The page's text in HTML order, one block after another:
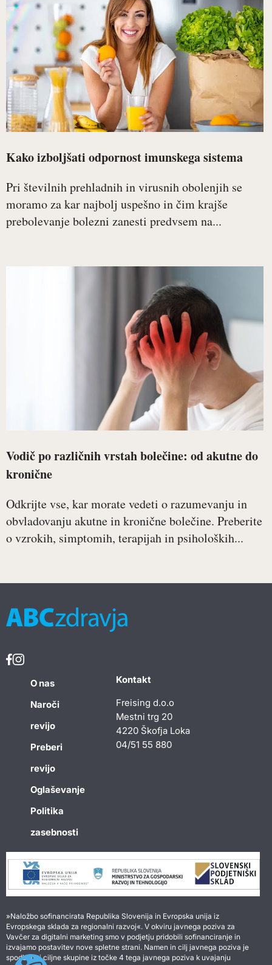
Kako izboljšati odpornost imunskega sistema
Pri številnih prehladnih in virusnih obolenjih se
moramo za kar najbolj uspešno in čim krajše
prebolevanje bolezni zanesti predvsem na...
Vodič po različnih vrstah bolečine: od akutne do
kronične
Odkrijte vse, kar morate vedeti o razumevanju in
obvladovanju akutne in kronične bolečine. Preberite
o vzrokih, simptomih, terapijah in psiholoških...
O nas
Naroči
revijo
Preberi
revijo
Oglaševanje
Politika
zasebnosti
Kontakt
Freising d.o.o
Mestni trg 20
4220 Škofja Loka
04/51 55 880
»Naložbo sofinancirata Republika Slovenija in Evropska unija iz
Evropskega sklada za regionalni razvoj«. V okviru javnega poziva za
Vavčer za digitalni marketing smo v podjetju pridobili sofinanciranje in
izvajamo postavitev nove spletne strani. Namen in cilj javnega poziva je
spodbuditi ciljne skupine iz točke 4 tega javnega poziva k uvajanju